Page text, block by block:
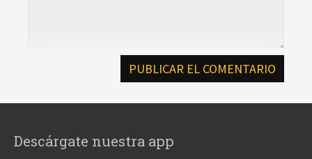
Descárgate nuestra app